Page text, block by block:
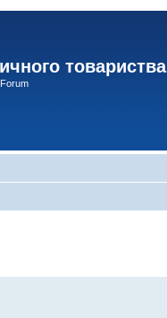
товариства